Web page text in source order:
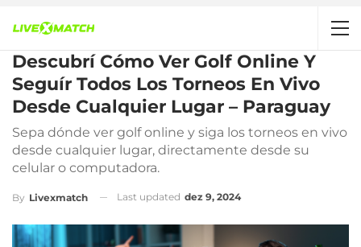
Descubrí Cómo Ver Golf Online Y
Seguír Todos Los Torneos En Vivo
Desde Cualquier Lugar – Paraguay
Sepa dónde ver golf online y siga los torneos en vivo
desde cualquier lugar, directamente desde su
celular o computadora.
By Livexmatch Last updated dez 9, 2024